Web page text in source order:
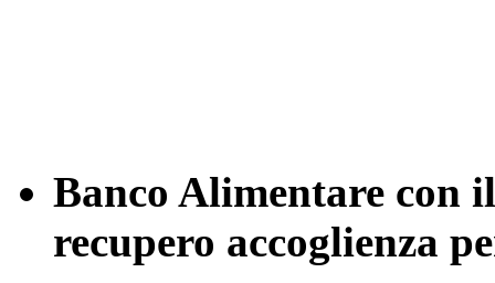
Banco Alimentare con
recupero accoglienza